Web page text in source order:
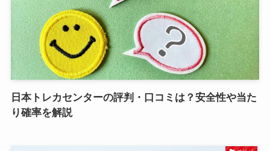
日本トレカセンターの評判・口コミは？安全性や当た
り確率を解説